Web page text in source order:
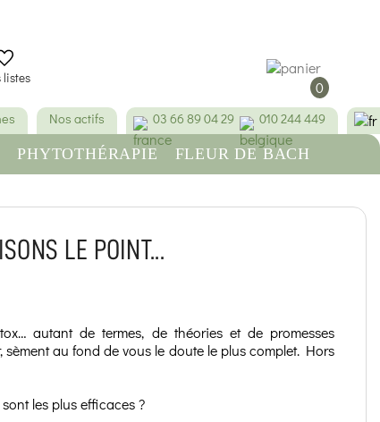
listes 0
Nos actifs 03 66 89 04 29 010 244 449
PHYTOTHÉRAPIE
FLEUR DE BACH
LE POINT...
autant de termes, de théories et de promesses
au fond de vous le doute le plus complet. Hors
les plus efficaces ?